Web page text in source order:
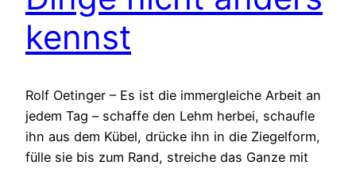
kennst
Rolf Oetinger – Es ist die immergleiche Arbeit an
jedem Tag – schaffe den Lehm herbei, schaufle
ihn aus dem Kübel, drücke ihn in die Ziegelform,
fülle sie bis zum Rand, streiche das Ganze mit